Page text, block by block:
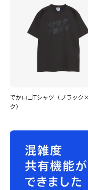
でかロゴTシャツ（ブラック
ク）